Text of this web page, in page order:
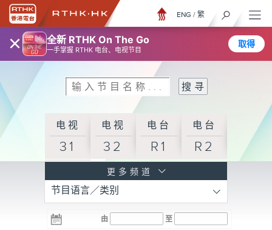
× 全新 RTHK On The Go
一手掌握 RTHK 电台、电视节目
取得
ENG / 繁
电视
31
电视
32
电台
R1
电台
R2
R3
电台 电台 电台
更多频道
节目语言／类别
由 至